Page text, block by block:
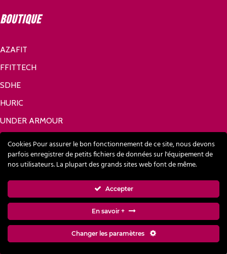
Boutique
AZAFIT
FFITTECH
SDHE
HURIC
UNDER ARMOUR
Réseaux sociaux
Modes de paiement acceptés
Cookies Pour assurer le bon fonctionnement de ce site, nous devons
parfois enregistrer de petits fichiers de données sur l'équipement de
nos utilisateurs. La plupart des grands sites web font de même.
Accepter
En savoir +
Changer les paramètres